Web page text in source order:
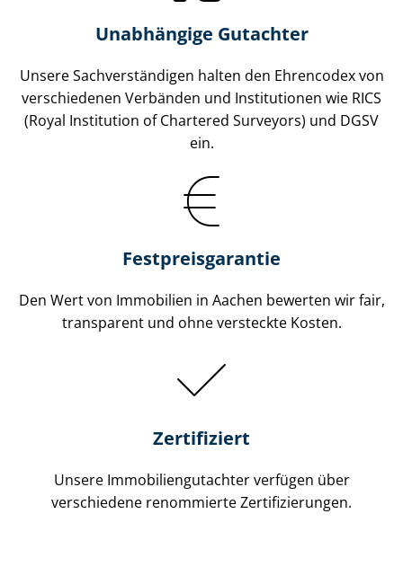
Unabhängige Gutachter
Unsere Sach­ver­stän­di­gen halten den Ehrencodex von
verschiedenen Verbänden und Institutionen wie RICS
(Royal Institution of Chartered Surveyors) und DGSV
ein.
Festpreis​garantie
Den Wert von Immobilien in Aachen bewerten wir fair,
transparent und ohne versteckte Kosten.
Zertifiziert
Unsere Immobilien­gutachter verfügen über
verschiedene renommierte Zer­ti­fi­zie­run­gen.